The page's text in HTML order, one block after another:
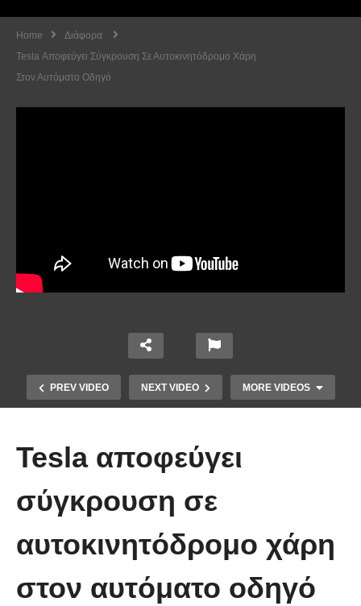
Home
Διάφορα
Tesla Αποφεύγει Σύγκρουση Σε Αυτοκινητόδρομο Χάρη
Στον Αυτόματο Οδηγό
PREV VIDEO NEXT VIDEO MORE VIDEOS
άτυχη μέρα στη δουλειά
Tesla αποφεύγει
σύγκρουση σε
αυτοκινητόδρομο χάρη
στον αυτόματο οδηγό